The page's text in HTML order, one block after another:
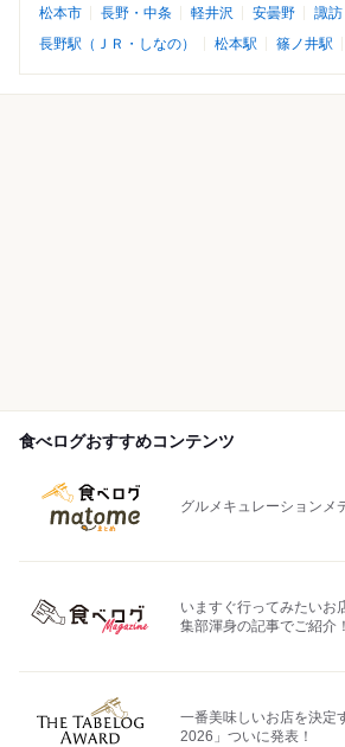
松本市 長野・中条 軽井沢 安曇野 諏訪
長野駅（ＪＲ・しなの）
松本駅 篠ノ井駅
食べログおすすめコンテンツ
グルメキュレーションメ
いますぐ行ってみたいお
集部渾身の記事でご紹介！
一番美味しいお店を決定
2026」ついに発表！